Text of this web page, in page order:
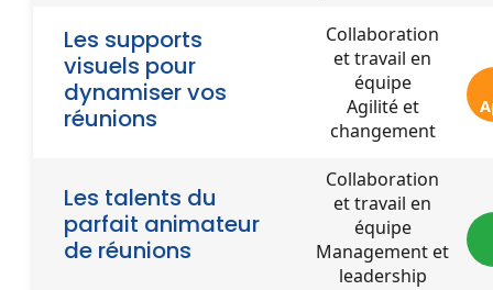
Les supports
visuels pour
dynamiser vos
réunions
Collaboration
et travail en
équipe
Agilité et
changement
Les talents du
parfait animateur
de réunions
Collaboration
et travail en
équipe
Management et
leadership